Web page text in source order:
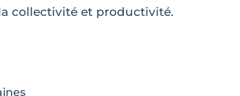
collectivité et productivité.